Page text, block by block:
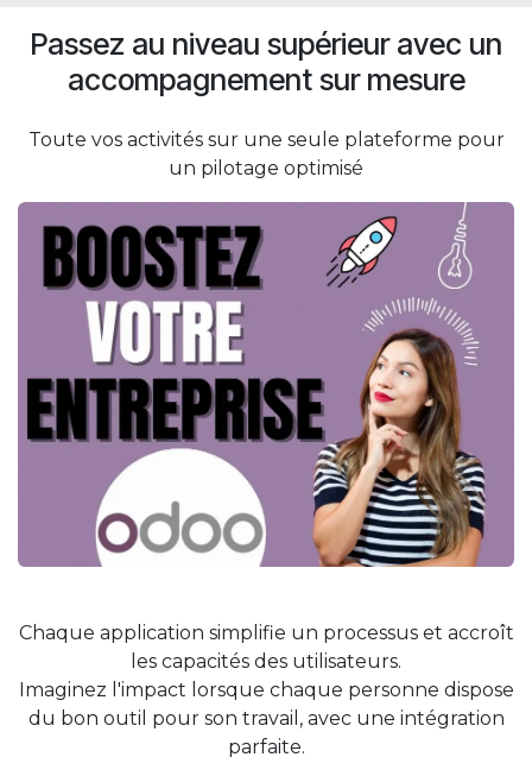
Passez au niveau supérieur avec un
accompagnement sur mesure
Toute vos activités sur une seule plateforme pour
un pilotage optimisé
Chaque application simplifie un processus et accroît
les capacités des utilisateurs.
Imaginez l'impact lorsque chaque personne dispose
du bon outil pour son travail, avec une intégration
parfaite.